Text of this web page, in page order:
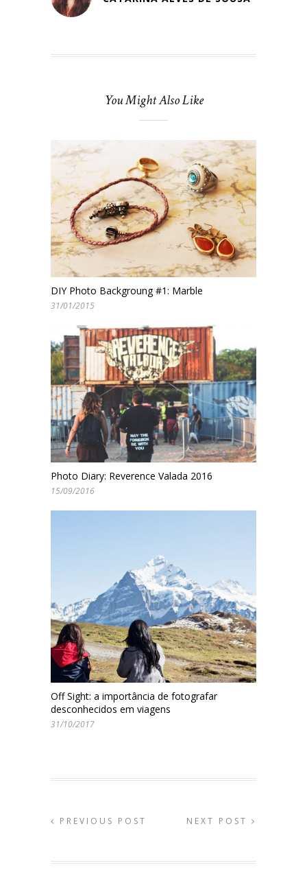
You Might Also Like
DIY Photo Backgroung #1: Marble
31/01/2015
Photo Diary: Reverence Valada 2016
15/09/2016
Off Sight: a importância de fotografar
desconhecidos em viagens
31/10/2017
PREVIOUS POST NEXT POST